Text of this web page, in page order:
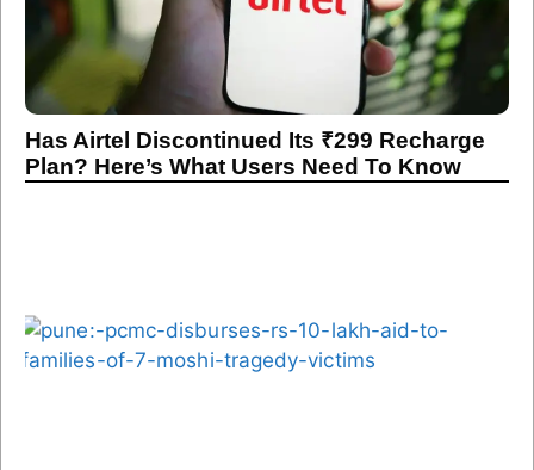
Has Airtel Discontinued Its ₹299 Recharge
Plan? Here’s What Users Need To Know